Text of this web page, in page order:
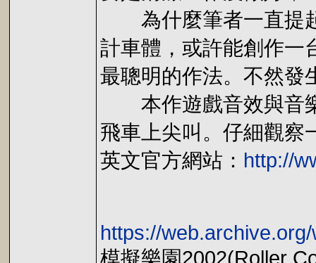
為什麼筆者一直提起
計車體，或許能創作一
最聰明的作法。不然發
本作遊戲音效與音樂
飛車上尖叫。仔細觀察
英文官方網站： http://
https://
模擬樂園2002(Roller